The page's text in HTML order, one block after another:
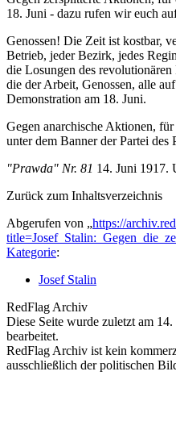
18. Juni - dazu rufen wir euch
Genossen! Die Zeit ist kostbar,
Betrieb, jeder Bezirk, jedes
die Losungen des
die der Arbeit, Genossen, alle
Demonstration am 18. Juni.
Gegen anarchische Aktionen,
unter dem Banner der Partei des
"Prawda" Nr. 81 14. Juni 1917.
Zurück zum Inhaltsverzeichnis
Abgerufen von „https://
Kategorie:
Josef Stalin
RedFlag Archiv
Diese Seite wurde zuletzt am
bearbeitet.
RedFlag Archiv ist kein
ausschließlich der politischen